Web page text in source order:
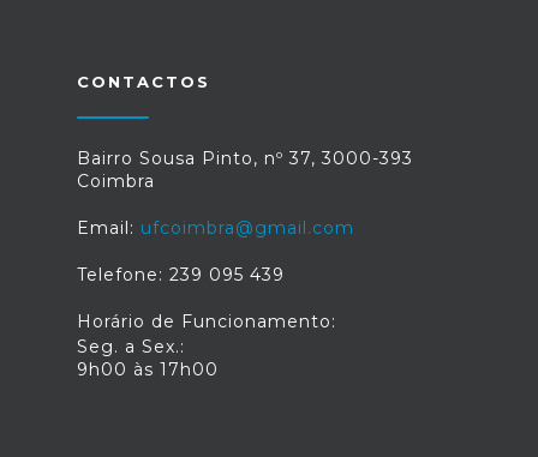
CONTACTOS
Bairro Sousa Pinto, nº 37, 3000-393
Coimbra
Email: ufcoimbra@gmail.com
Telefone: 239 095 439
Horário de Funcionamento:
Seg. a Sex.:
9h00 às 17h00